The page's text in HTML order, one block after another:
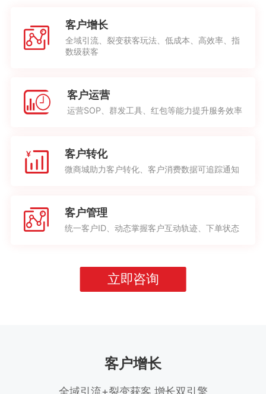
客户增长
全域引流、裂变获客玩法、低成本、高效率、指
数级获客
客户运营
运营SOP、群发工具、红包等能力提升服务效率
客户转化
微商城助力客户转化、客户消费数据可追踪通知
客户管理
统一客户ID、动态掌握客户互动轨迹、下单状态
立即咨询
客户增长
全域引流+裂变获客 增长双引擎